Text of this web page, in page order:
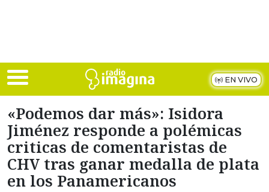
EN VIVO
«Podemos dar más»: Isidora
Jiménez responde a polémicas
criticas de comentaristas de
CHV tras ganar medalla de plata
en los Panamericanos